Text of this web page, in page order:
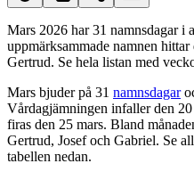
Kort svar
Mars 2026 har 31 namnsdagar i
uppmärksammade namnen
Gertrud. Se hela listan med
Mars bjuder på 31 namnsdagar
Vårdagjämningen infaller den 20
firas den 25 mars. Bland
Gertrud, Josef och Gabriel. Se
tabellen nedan.